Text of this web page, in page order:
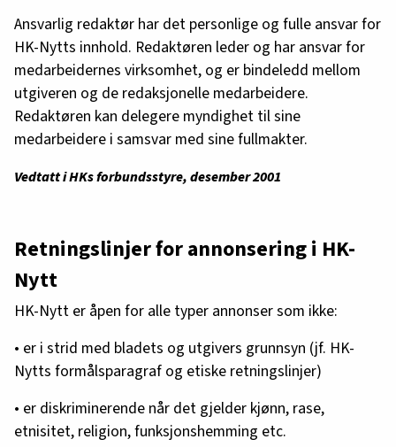
Ansvarlig redaktør har det personlige og fulle ansvar for
HK-Nytts innhold. Redaktøren leder og har ansvar for
medarbeidernes virksomhet, og er bindeledd mellom
utgiveren og de redaksjonelle medarbeidere.
Redaktøren kan delegere myndighet til sine
medarbeidere i samsvar med sine fullmakter.
Vedtatt i HKs forbundsstyre, desember 2001
Retningslinjer for annonsering i HK-
Nytt
HK-Nytt er åpen for alle typer annonser som ikke:
• er i strid med bladets og utgivers grunnsyn (jf. HK-
Nytts formålsparagraf og etiske retningslinjer)
• er diskriminerende når det gjelder kjønn, rase,
etnisitet, religion, funksjonshemming etc.